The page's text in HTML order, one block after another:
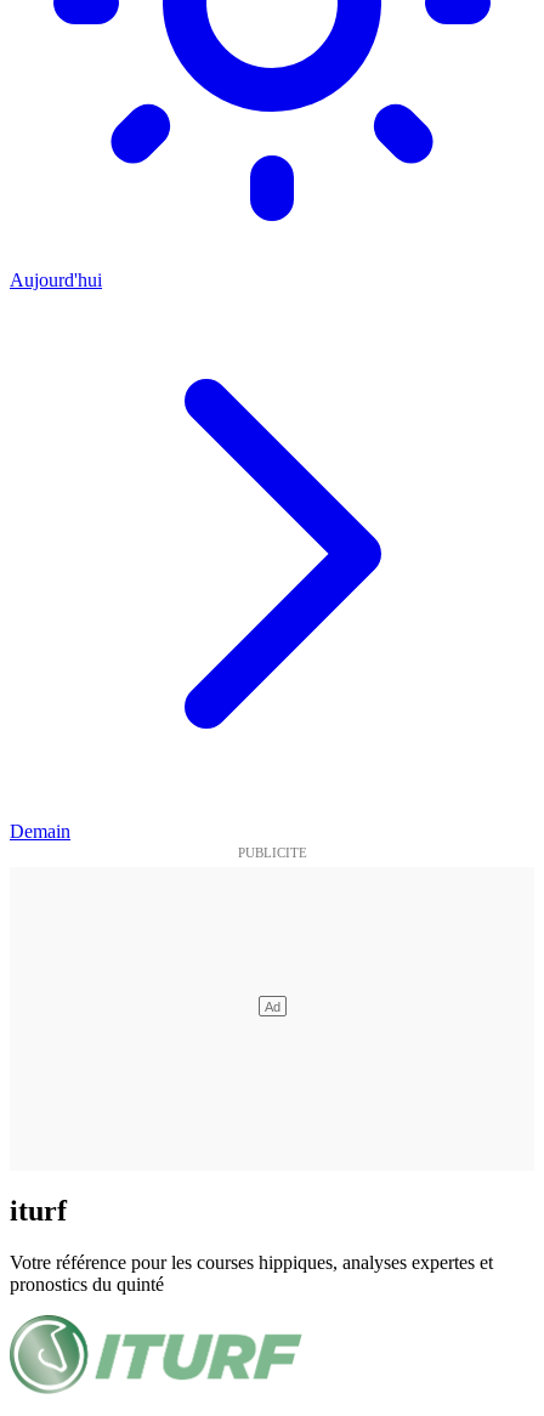
Aujourd'hui
Demain
iturf
Votre référence pour les courses hippiques, analyses expertes et
pronostics du quinté